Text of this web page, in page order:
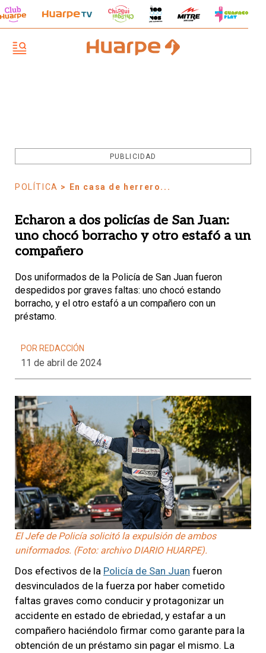
PUBLICIDAD
POLÍTICA > En casa de herrero...
Echaron a dos policías de San Juan:
uno chocó borracho y otro estafó a un
compañero
Dos uniformados de la Policía de San Juan fueron
despedidos por graves faltas: uno chocó estando
borracho, y el otro estafó a un compañero con un
préstamo.
POR REDACCIÓN
11 de abril de 2024
El Jefe de Policía solicitó la expulsión de ambos
uniformados. (Foto: archivo DIARIO HUARPE).
Dos efectivos de la Policía de San Juan fueron
desvinculados de la fuerza por haber cometido
faltas graves como conducir y protagonizar un
accidente en estado de ebriedad, y estafar a un
compañero haciéndolo firmar como garante para la
obtención de un préstamo sin pagar el mismo. La